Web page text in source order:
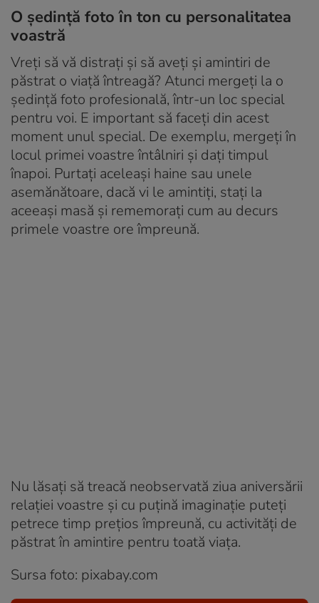
O ședință foto în ton cu personalitatea
voastră
Vreți să vă distrați și să aveți și amintiri de
păstrat o viață întreagă? Atunci mergeți la o
ședință foto profesională, într-un loc special
pentru voi. E important să faceți din acest
moment unul special. De exemplu, mergeți în
locul primei voastre întâlniri și dați timpul
înapoi. Purtați aceleași haine sau unele
asemănătoare, dacă vi le amintiți, stați la
aceeași masă și rememorați cum au decurs
primele voastre ore împreună.
Nu lăsați să treacă neobservată ziua aniversării
relației voastre și cu puțină imaginație puteți
petrece timp prețios împreună, cu activități de
păstrat în amintire pentru toată viața.
Sursa foto: pixabay.com